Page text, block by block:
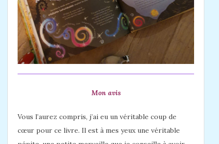
Mon avis
Vous l’aurez compris, j’ai eu un véritable coup de
cœur pour ce livre. Il est à mes yeux une véritable